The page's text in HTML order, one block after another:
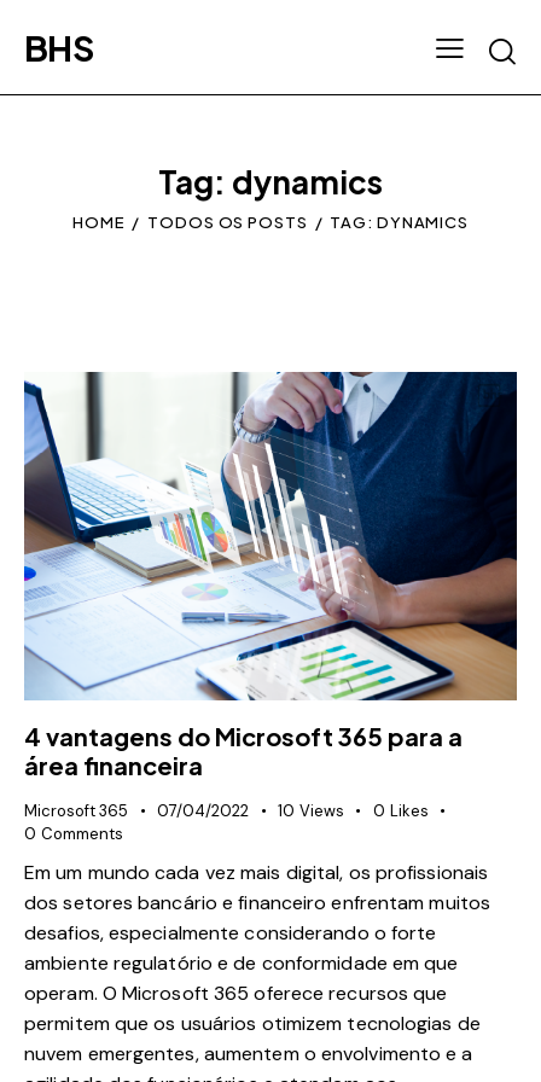
BHS
Tag: dynamics
HOME TODOS OS POSTS TAG: DYNAMICS
4 vantagens do Microsoft 365 para a
área financeira
Microsoft 365 07/04/2022 10 Views 0 Likes
0 Comments
Em um mundo cada vez mais digital, os profissionais
dos setores bancário e financeiro enfrentam muitos
desafios, especialmente considerando o forte
ambiente regulatório e de conformidade em que
operam. O Microsoft 365 oferece recursos que
permitem que os usuários otimizem tecnologias de
nuvem emergentes, aumentem o envolvimento e a